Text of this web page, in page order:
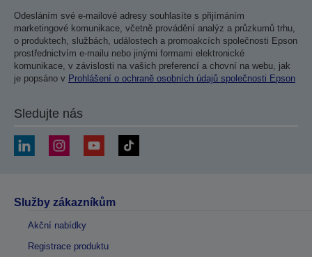
Odesláním své e-mailové adresy souhlasíte s přijímáním
marketingové komunikace, včetně provádění analýz a průzkumů trhu,
o produktech, službách, událostech a promoakcích společnosti Epson
prostřednictvím e-mailu nebo jinými formami elektronické
komunikace, v závislosti na vašich preferencí a chovní na webu, jak
je popsáno v Prohlášení o ochraně osobních údajů společnosti Epson
Sledujte nás
Služby zákazníkům
Akční nabídky
Registrace produktu